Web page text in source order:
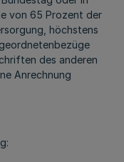
von 65 Prozent der
höchstens
des anderen
Anrechnung